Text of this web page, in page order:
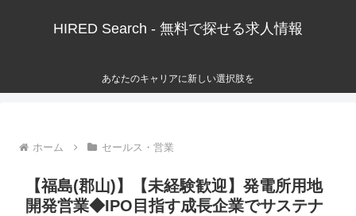
HIRED Search - 無料で探せる求人情報
あなたのキャリアに新しい選択肢を
ホーム セールス・営業
【福島(郡山)】【未経験歓迎】発電所用地
開発営業◆IPO目指す成長企業でサステナ